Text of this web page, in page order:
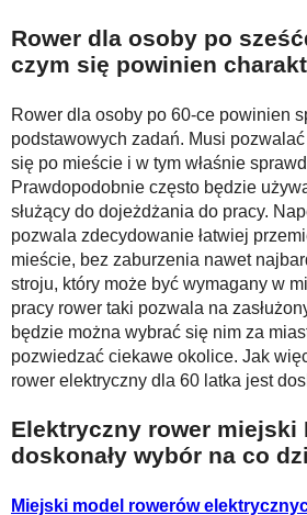
Rower dla osoby po
czym się powinien
Rower dla osoby po 60-ce powinien
podstawowych zadań. Musi
się po mieście i w tym właśnie
Prawdopodobnie często będzie
służący do dojeżdżania do pracy.
pozwala zdecydowanie łatwiej
mieście, bez zaburzenia nawet
stroju, który może być wymagany w
pracy rower taki pozwala na
będzie można wybrać się nim za
pozwiedzać ciekawe okolice. Jak
rower elektryczny dla 60 latka jest
Elektryczny rower miejski
doskonały wybór na co
Miejski model rowerów